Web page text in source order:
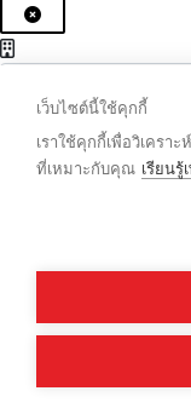
ล้าง
เว็บไซต์นี้ใช้คุกกี้
เราใช้คุกกี้เพื่อวิเครา
ที่เหมาะกับคุณ เรียนรู้